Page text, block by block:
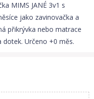
MIMS JANÉ 3v1 s
jako zavinovačka a
přikrývka nebo matrace
Určeno +0 měs.